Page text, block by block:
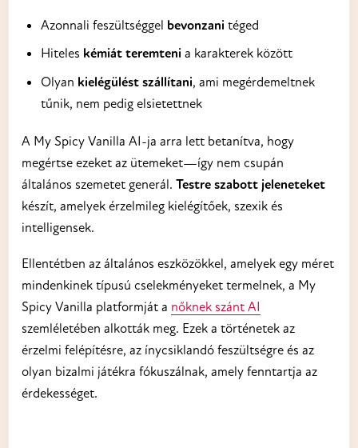
Azonnali feszültséggel bevonzani téged
Hiteles kémiát teremteni a karakterek között
Olyan kielégülést szállítani, ami megérdemeltnek
tűnik, nem pedig elsietettnek
A My Spicy Vanilla AI-ja arra lett betanítva, hogy
megértse ezeket az ütemeket—így nem csupán
általános szemetet generál. Testre szabott jeleneteket
készít, amelyek érzelmileg kielégítőek, szexik és
intelligensek.
Ellentétben az általános eszközökkel, amelyek egy méret
mindenkinek típusú cselekményeket termelnek, a My
Spicy Vanilla platformját a nőknek szánt AI
szemléletében alkották meg. Ezek a történetek az
érzelmi felépítésre, az ínycsiklandó feszültségre és az
olyan bizalmi játékra fókuszálnak, amely fenntartja az
érdekességet.